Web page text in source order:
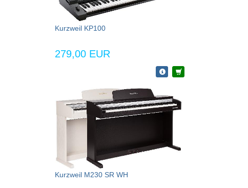
Kurzweil KP100
279,00 EUR
Kurzweil M230 SR WH